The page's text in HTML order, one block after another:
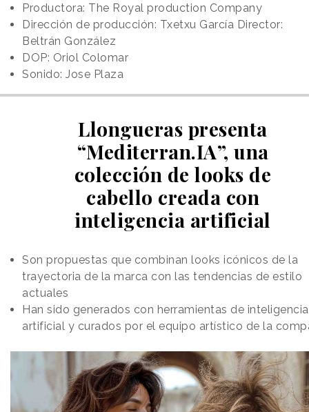
Productora: The Royal production Company
Dirección de producción: Txetxu García Director:
Beltrán González
DOP: Oriol Colomar
Sonido: Jose Plaza
Llongueras presenta
“Mediterran.IA”, una
colección de looks de
cabello creada con
inteligencia artificial
Son propuestas que combinan looks icónicos de la
trayectoria de la marca con las tendencias de estilo
actuales
Han sido generados con herramientas de inteligencia
artificial y curados por el equipo artístico de la